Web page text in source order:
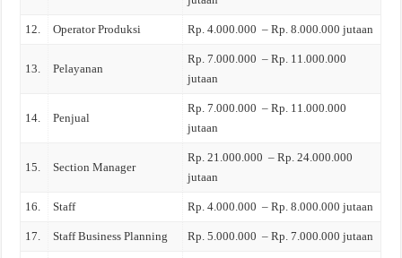
12. Operator Produksi Rp. 4.000.000 – Rp. 8.000.000 jutaan
13. Pelayanan
Rp. 7.000.000 – Rp. 11.000.000
jutaan
14. Penjual
Rp. 7.000.000 – Rp. 11.000.000
jutaan
15. Section Manager
Rp. 21.000.000 – Rp. 24.000.000
jutaan
16. Staff Rp. 4.000.000 – Rp. 8.000.000 jutaan
17. Staff Business Planning Rp. 5.000.000 – Rp. 7.000.000 jutaan